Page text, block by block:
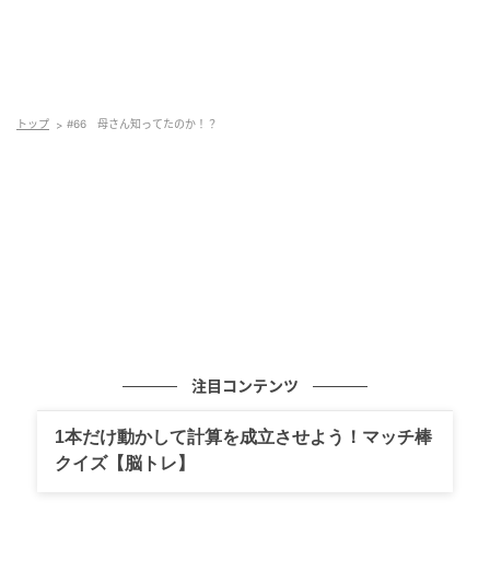
トップ #66 母さん知ってたのか！？
注目コンテンツ
1本だけ動かして計算を成立させよう！マッチ棒
クイズ【脳トレ】